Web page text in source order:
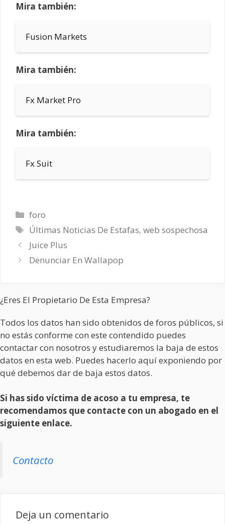
Mira también:
Fusion Markets
Mira también:
Fx Market Pro
Mira también:
Fx Suit
Categorías
foro
Etiquetas
Últimas Noticias De Estafas,web sospechosa
Juice Plus
Denunciar En Wallapop
¿Eres El Propietario De Esta Empresa?
Todos los datos han sido obtenidos de foros públicos, si
no estás conforme con este contendido puedes
contactar con nosotros y estudiaremos la baja de estos
datos en esta web. Puedes hacerlo aquí exponiendo por
qué debemos dar de baja estos datos.
Si has sido víctima de acoso a tu empresa, te
recomendamos que contacte con un abogado en el
siguiente enlace.
Contacto
Deja un comentario